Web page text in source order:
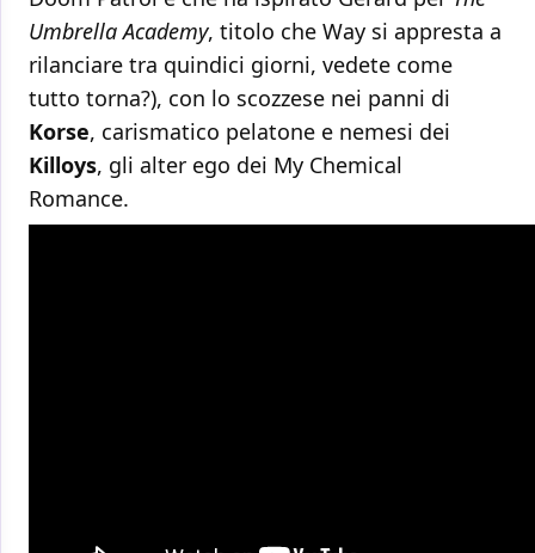
Umbrella Academy, titolo che Way si appresta a
rilanciare tra quindici giorni, vedete come
tutto torna?), con lo scozzese nei panni di
Korse, carismatico pelatone e nemesi dei
Killoys, gli alter ego dei My Chemical
Romance.